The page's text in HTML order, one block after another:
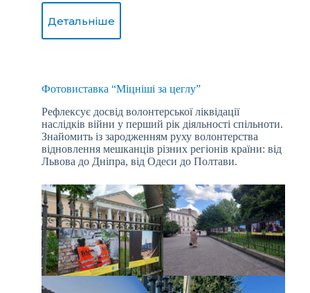
Детальніше
Фотовиставка “Міцніші за цеглу”
Рефлексує досвід волонтерської ліквідації
наслідків війни у перший рік діяльності спільноти.
Знайомить із зародженням руху волонтерства
відновлення мешканців різних регіонів країни: від
Львова до Дніпра, від Одеси до Полтави.